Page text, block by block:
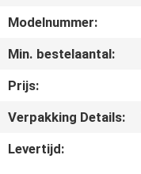
NEEM
CONTACT
MET
ONS
OP
Modelnummer:
Min. bestelaantal:
Prijs:
Verpakking Details:
Levertijd: